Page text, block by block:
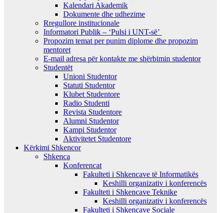
Kalendari Akademik
Dokumente dhe udhezime
Rregullore institucionale
Informatori Publik – ‘Pulsi i UNT-së’
Propozim temat per punim diplome dhe propozim
mentoret
E-mail adresa për kontakte me shërbimin studentor
Studentët
Unioni Studentor
Statuti Studentor
Klubet Studentore
Radio Studenti
Revista Studentore
Alumni Studentor
Kampi Studentor
Aktivitetet Studentore
Kërkimi Shkencor
Shkenca
Konferencat
Fakulteti i Shkencave të Informatikës
Keshilli organizativ i konferencës
Fakulteti i Shkencave Teknike
Keshilli organizativ i konferencës
Fakulteti i Shkencave Sociale